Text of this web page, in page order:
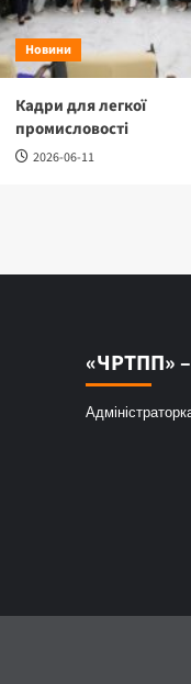
Новини
Кадри для легкої
промисловості
2026-06-11
«ЧРТПП»